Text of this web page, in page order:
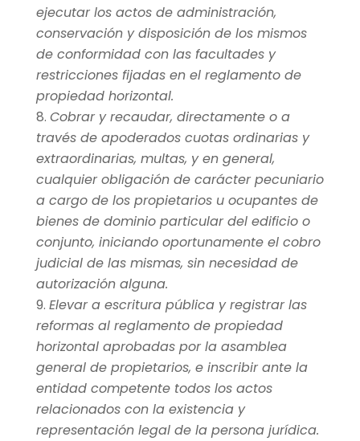
ejecutar los actos de administración,
conservación y disposición de los mismos
de conformidad con las facultades y
restricciones fijadas en el reglamento de
propiedad horizontal.
Cobrar y recaudar, directamente o a
través de apoderados cuotas ordinarias y
extraordinarias, multas, y en general,
cualquier obligación de carácter pecuniario
a cargo de los propietarios u ocupantes de
bienes de dominio particular del edificio o
conjunto, iniciando oportunamente el cobro
judicial de las mismas, sin necesidad de
autorización alguna.
Elevar a escritura pública y registrar las
reformas al reglamento de propiedad
horizontal aprobadas por la asamblea
general de propietarios, e inscribir ante la
entidad competente todos los actos
relacionados con la existencia y
representación legal de la persona jurídica.